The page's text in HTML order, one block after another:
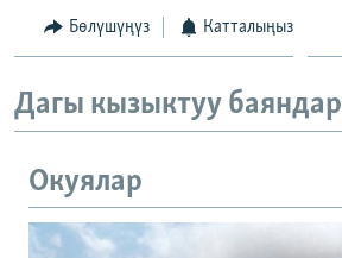
Бөлүшүңүз Катталыңыз
Дагы кызыктуу баяндар
Окуялар